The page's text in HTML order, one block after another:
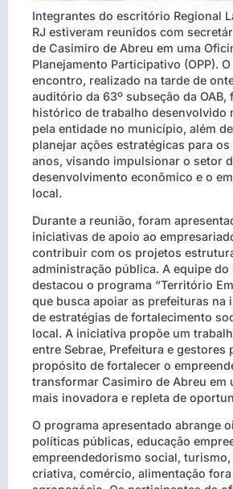
Integrantes do escritório Regional
RJ estiveram reunidos com
de Casimiro de Abreu em uma
Planejamento Participativo (OPP).
encontro, realizado na tarde de
auditório da 63º subseção da OAB,
histórico de trabalho desenvolvido
pela entidade no município, além
planejar ações estratégicas para
anos, visando impulsionar o setor
desenvolvimento econômico e o
local.
Durante a reunião, foram
iniciativas de apoio ao
contribuir com os projetos
administração pública. A equipe do
destacou o programa “Território
que busca apoiar as prefeituras na
de estratégias de fortalecimento
local. A iniciativa propõe um
entre Sebrae, Prefeitura e gestores
propósito de fortalecer o
transformar Casimiro de Abreu em
mais inovadora e repleta de
O programa apresentado abrange
políticas públicas, educação
empreendedorismo social,
criativa, comércio, alimentação